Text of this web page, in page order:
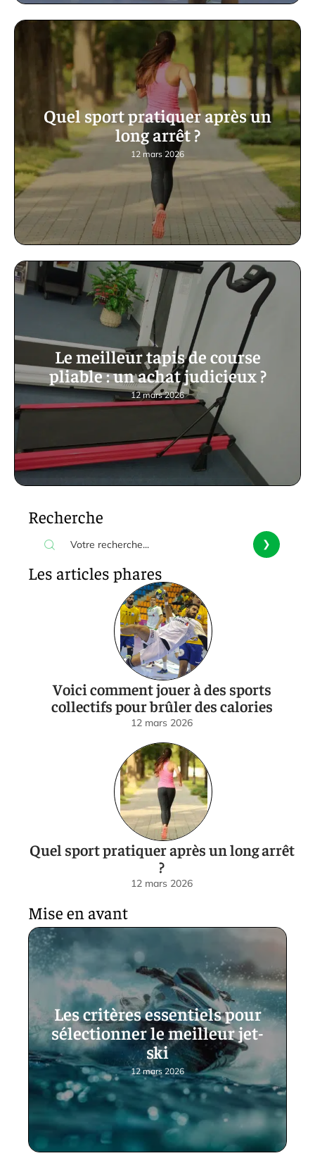
Quel sport pratiquer après un
long arrêt ?
12 mars 2026
Le meilleur tapis de course
pliable : un achat judicieux ?
12 mars 2026
Recherche
Les articles phares
Voici comment jouer à des sports
collectifs pour brûler des calories
12 mars 2026
Quel sport pratiquer après un long arrêt
?
12 mars 2026
Mise en avant
Les critères essentiels pour
sélectionner le meilleur jet-
ski
12 mars 2026